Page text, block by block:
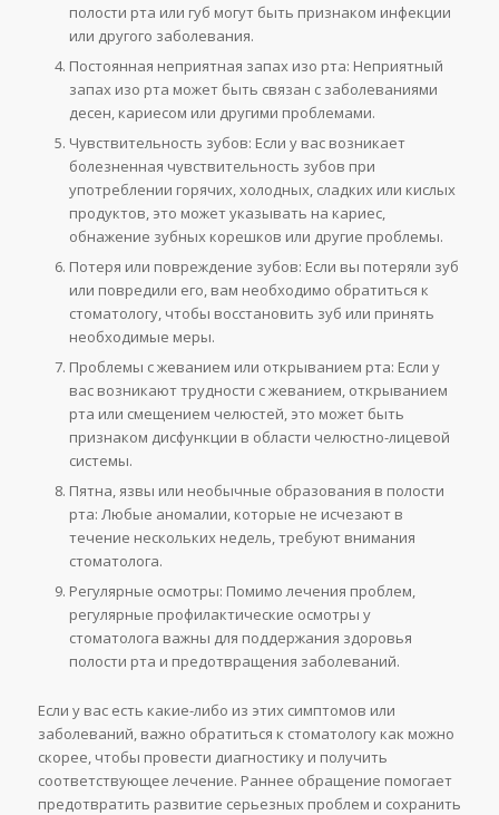
полости рта или губ могут быть признаком инфекции
или другого заболевания.
Постоянная неприятная запах изо рта: Неприятный
запах изо рта может быть связан с заболеваниями
десен, кариесом или другими проблемами.
Чувствительность зубов: Если у вас возникает
болезненная чувствительность зубов при
употреблении горячих, холодных, сладких или кислых
продуктов, это может указывать на кариес,
обнажение зубных корешков или другие проблемы.
Потеря или повреждение зубов: Если вы потеряли зуб
или повредили его, вам необходимо обратиться к
стоматологу, чтобы восстановить зуб или принять
необходимые меры.
Проблемы с жеванием или открыванием рта: Если у
вас возникают трудности с жеванием, открыванием
рта или смещением челюстей, это может быть
признаком дисфункции в области челюстно-лицевой
системы.
Пятна, язвы или необычные образования в полости
рта: Любые аномалии, которые не исчезают в
течение нескольких недель, требуют внимания
стоматолога.
Регулярные осмотры: Помимо лечения проблем,
регулярные профилактические осмотры у
стоматолога важны для поддержания здоровья
полости рта и предотвращения заболеваний.
Если у вас есть какие-либо из этих симптомов или
заболеваний, важно обратиться к стоматологу как можно
скорее, чтобы провести диагностику и получить
соответствующее лечение. Раннее обращение помогает
предотвратить развитие серьезных проблем и сохранить